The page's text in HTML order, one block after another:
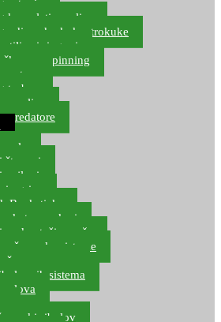
setovi
kompleti varalica
udice, dvokuke, trokuke
i ringovi
za spinning
torbe
predatore
role
štapovi
najloni
ugriza
Banksticks
rakete, markeri
podmetači, mreže
šaranske sisteme
šarana, amura
sistema
olova
ribolov